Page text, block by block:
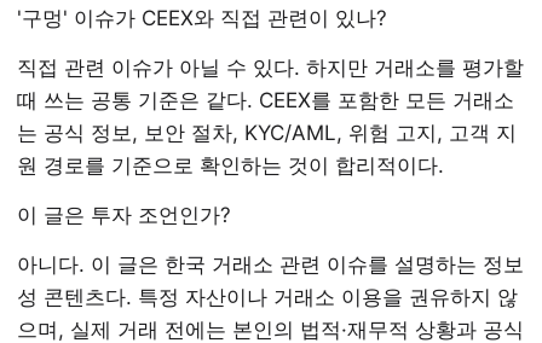
'구멍' 이슈가 CEEX와 직접 관련이 있나?
직접 관련 이슈가 아닐 수 있다. 하지만 거래소를 평가할
때 쓰는 공통 기준은 같다. CEEX를 포함한 모든 거래소
는 공식 정보, 보안 절차, KYC/AML, 위험 고지, 고객 지
원 경로를 기준으로 확인하는 것이 합리적이다.
이 글은 투자 조언인가?
아니다. 이 글은 한국 거래소 관련 이슈를 설명하는 정보
성 콘텐츠다. 특정 자산이나 거래소 이용을 권유하지 않
으며, 실제 거래 전에는 본인의 법적·재무적 상황과 공식